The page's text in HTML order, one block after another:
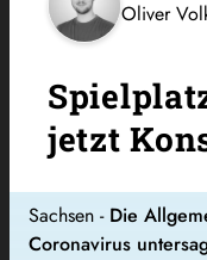
Oliver
jetzt
Sachsen - Die
Coronavirus